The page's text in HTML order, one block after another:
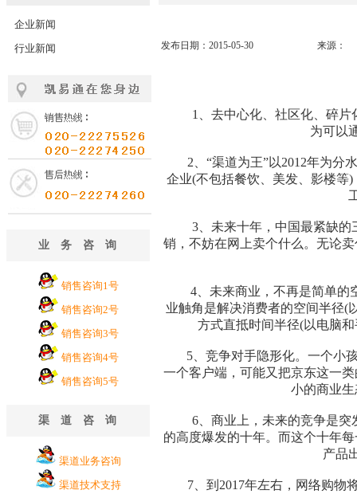
企业新闻
行业新闻
业务咨询
销售咨询1号
销售咨询2号
销售咨询3号
销售咨询4号
销售咨询5号
渠道咨询
渠道业务咨询
渠道技术支持
发布日期：2015-05-30 来源：
1、去中心化、社区化、碎片
为可以
2、“渠道为王”以2012年为分水
企业(不包括餐饮、美发、影楼等
3、未来十年，中国最紧缺的
销，不妨在网上卖个什么。无论
4、未来商业，不再是简单的空
业触角是解决消费者的空间半径(
方式直抵时间半径(以电脑
5、竞争对手隐形化。一个小孩
一个客户端，可能又把京东这一
小的商业
6、商业上，未来的竞争是突
的高度爆发的十年。而这个十年
产品
7、到2017年左右，网络购物将